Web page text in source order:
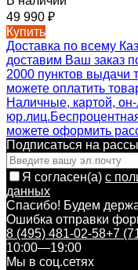
49 990 ₽
Купить
Доставка по всему
доставим Ваш заказ
2000 пунктов выдачи
можете оплатить
Наличные, картой,
юр.лиц.
можете оформить
Подписаться на
Я согласен(a) с
данных
Спасибо! Будем
Ошибка отправки
8 (495) 481-02-58+7
10:00—19:00
Мы в соц.сетях